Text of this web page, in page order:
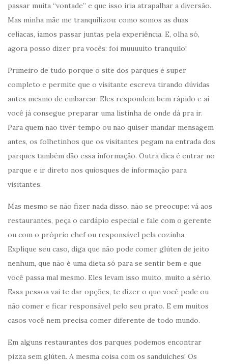
passar muita “vontade” e que isso iria atrapalhar a diversão.
Mas minha mãe me tranquilizou: como somos as duas
celíacas, íamos passar juntas pela experiência. E, olha só,
agora posso dizer pra vocês: foi muuuuito tranquilo!
Primeiro de tudo porque o site dos parques é super
completo e permite que o visitante escreva tirando dúvidas
antes mesmo de embarcar. Eles respondem bem rápido e aí
você já consegue preparar uma listinha de onde dá pra ir.
Para quem não tiver tempo ou não quiser mandar mensagem
antes, os folhetinhos que os visitantes pegam na entrada dos
parques também dão essa informação. Outra dica é entrar no
parque e ir direto nos quiosques de informação para
visitantes.
Mas mesmo se não fizer nada disso, não se preocupe: vá aos
restaurantes, peça o cardápio especial e fale com o gerente
ou com o próprio chef ou responsável pela cozinha.
Explique seu caso, diga que não pode comer glúten de jeito
nenhum, que não é uma dieta só para se sentir bem e que
você passa mal mesmo. Eles levam isso muito, muito a sério.
Essa pessoa vai te dar opções, te dizer o que você pode ou
não comer e ficar responsável pelo seu prato. E em muitos
casos você nem precisa comer diferente de todo mundo.
Em alguns restaurantes dos parques podemos encontrar
pizza sem glúten. A mesma coisa com os sanduíches! Os